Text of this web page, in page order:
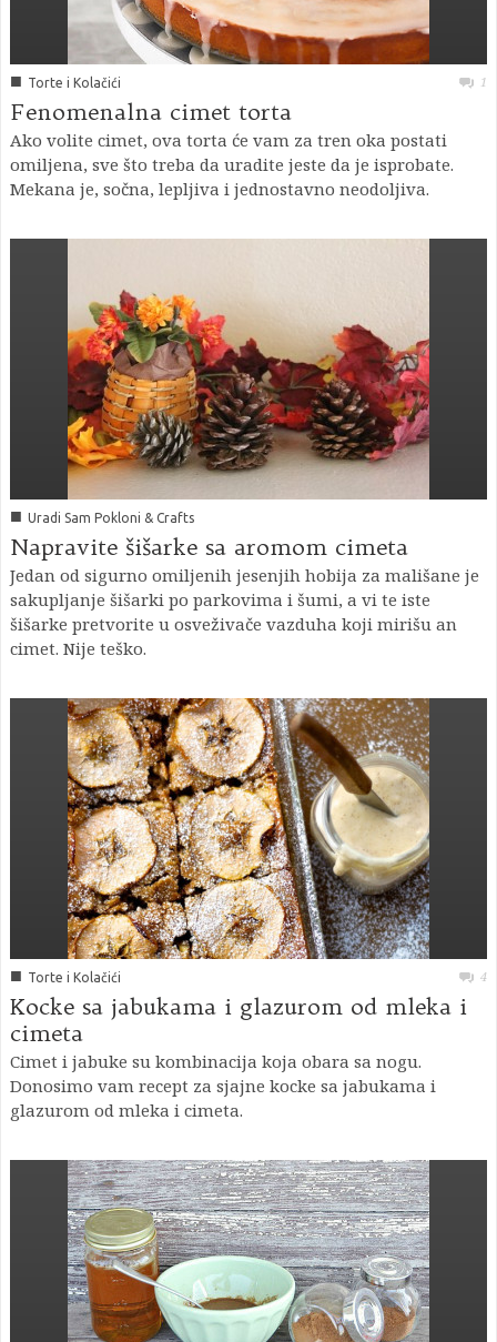
■ Torte i Kolačići 1
Fenomenalna cimet torta
Ako volite cimet, ova torta će vam za tren oka postati
omiljena, sve što treba da uradite jeste da je isprobate.
Mekana je, sočna, lepljiva i jednostavno neodoljiva.
■ Uradi Sam Pokloni & Crafts
Napravite šišarke sa aromom cimeta
Jedan od sigurno omiljenih jesenjih hobija za mališane je
sakupljanje šišarki po parkovima i šumi, a vi te iste
šišarke pretvorite u osveživače vazduha koji mirišu an
cimet. Nije teško.
■ Torte i Kolačići 4
Kocke sa jabukama i glazurom od mleka i
cimeta
Cimet i jabuke su kombinacija koja obara sa nogu.
Donosimo vam recept za sjajne kocke sa jabukama i
glazurom od mleka i cimeta.